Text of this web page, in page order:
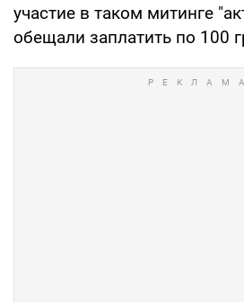
участие в таком митинге
обещали заплатить по 100